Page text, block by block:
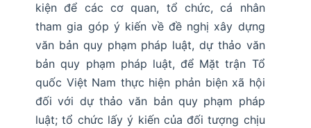
kiện để các cơ quan, tổ chức, cá nhân
tham gia góp ý kiến về đề nghị xây dựng
văn bản quy phạm pháp luật, dự thảo văn
bản quy phạm pháp luật, để Mặt trận Tổ
quốc Việt Nam thực hiện phản biện xã hội
đối với dự thảo văn bản quy phạm pháp
luật; tổ chức lấy ý kiến của đối tượng chịu